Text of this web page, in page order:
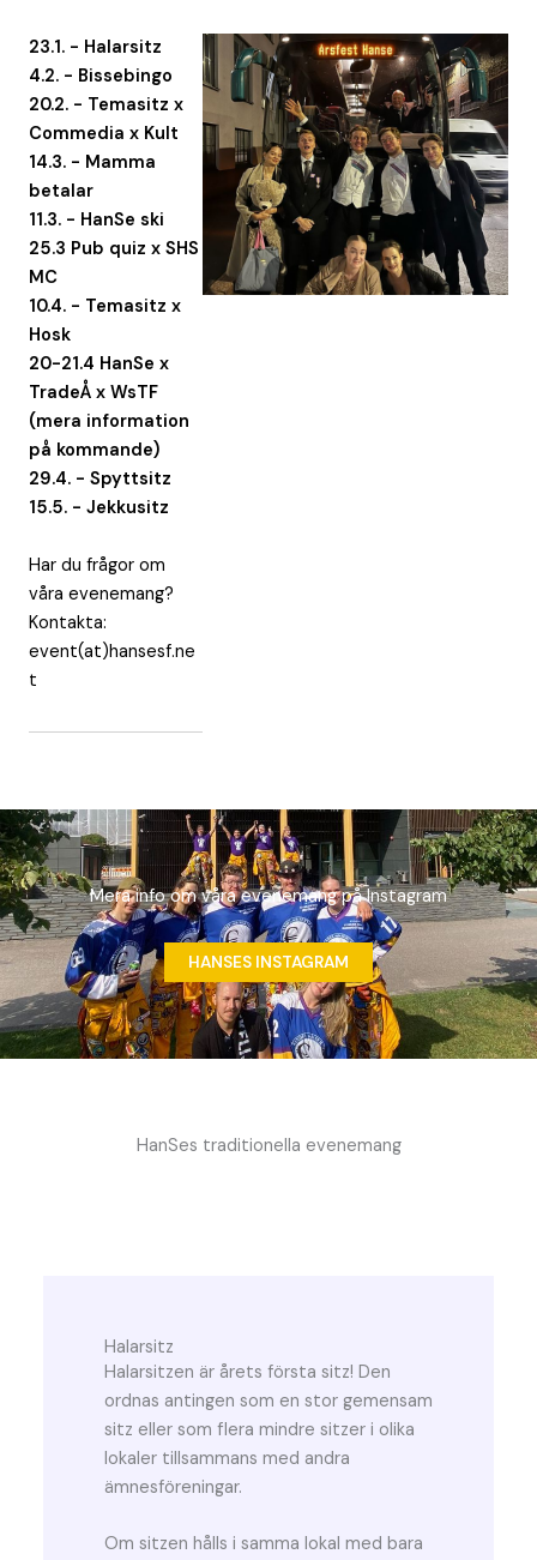
23.1. - Halarsitz
4.2. - Bissebingo
20.2. - Temasitz x
Commedia x Kult
14.3. - Mamma
betalar
11.3. - HanSe ski
25.3 Pub quiz x SHS
MC
10.4. - Temasitz x
Hosk
20-21.4 HanSe x
TradeÅ x WsTF
(mera information
på kommande)
29.4. - Spyttsitz
15.5. - Jekkusitz
Har du frågor om
våra evenemang?
Kontakta:
event(at)hansesf.ne
t
Mera info om våra evenemang på Instagram
HANSES INSTAGRAM
HanSes traditionella evenemang
Halarsitz
Halarsitzen är årets första sitz! Den
ordnas antingen som en stor gemensam
sitz eller som flera mindre sitzer i olika
lokaler tillsammans med andra
ämnesföreningar.
Om sitzen hålls i samma lokal med bara